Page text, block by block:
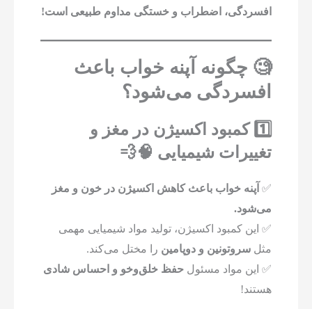
افسردگی، اضطراب و خستگی مداوم طبیعی است!
🧐 چگونه آپنه خواب باعث
افسردگی می‌شود؟
1️⃣ کمبود اکسیژن در مغز و
تغییرات شیمیایی 🧠💨
✅ آپنه خواب باعث کاهش اکسیژن در خون و مغز
می‌شود.
✅ این کمبود اکسیژن، تولید مواد شیمیایی مهمی
مثلسروتونین و دوپامین را مختل می‌کند.
✅ این مواد مسئولحفظ خلق‌وخو و احساس شادی
هستند!